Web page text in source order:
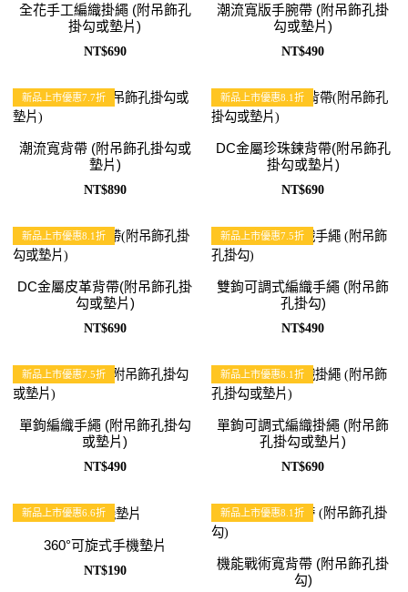
全花手工編織掛繩 (附吊飾孔
掛勾或墊片)
NT$690
潮流寬版手腕帶 (附吊飾孔掛
勾或墊片)
NT$490
新品上市優惠7.7折
潮流寬背帶 (附吊飾孔掛勾或
墊片)
NT$890
新品上市優惠8.1折
DC金屬珍珠鍊背帶(附吊飾孔
掛勾或墊片)
NT$690
新品上市優惠8.1折
DC金屬皮革背帶(附吊飾孔掛
勾或墊片)
NT$690
新品上市優惠7.5折
雙鉤可調式編織手繩 (附吊飾
孔掛勾)
NT$490
新品上市優惠7.5折
單鉤編織手繩 (附吊飾孔掛勾
或墊片)
NT$490
新品上市優惠8.1折
單鉤可調式編織掛繩 (附吊飾
孔掛勾或墊片)
NT$690
新品上市優惠6.6折
360°可旋式手機墊片
NT$190
新品上市優惠8.1折
機能戰術寬背帶 (附吊飾孔掛
勾)